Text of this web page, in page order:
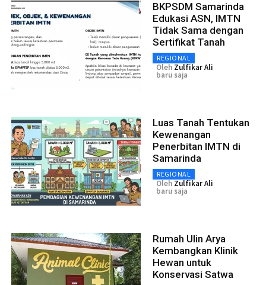
BKPSDM Samarinda
Edukasi ASN, IMTN
Tidak Sama dengan
Sertifikat Tanah
REGIONAL
Oleh Zulfikar Ali
baru saja
Luas Tanah Tentukan
Kewenangan
Penerbitan IMTN di
Samarinda
REGIONAL
Oleh Zulfikar Ali
baru saja
Rumah Ulin Arya
Kembangkan Klinik
Hewan untuk
Konservasi Satwa